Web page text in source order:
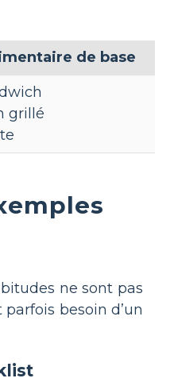
de base
grillé
ne sont pas
besoin d’un